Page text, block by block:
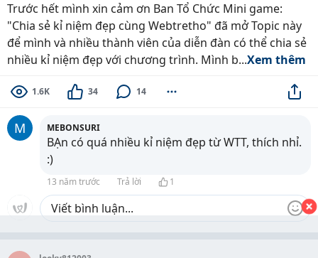
Trước hết mình xin cảm ơn Ban Tổ Chức Mini game:
"Chia sẻ kỉ niệm đẹp cùng Webtretho" đã mở Topic này
để mình và nhiều thành viên của diễn đàn có thể chia sẻ
nhiều kỉ niệm đẹp với chương trình. Mình b...Xem thêm
1.6K 34 14
M MEBONSURI
BẠn có quá nhiều kỉ niệm đẹp từ WTT, thích nhỉ.
:)
13 năm trước Trả lời 1